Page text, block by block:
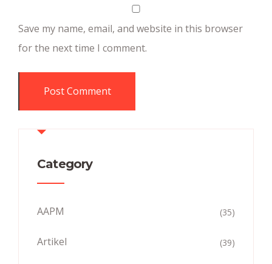
Save my name, email, and website in this browser
for the next time I comment.
Category
AAPM (35)
Artikel (39)